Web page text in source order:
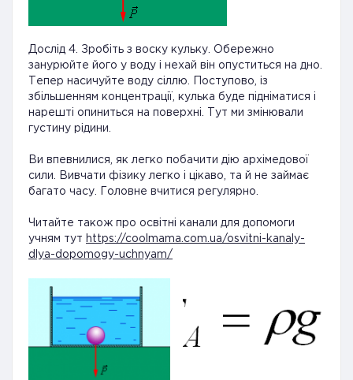
Дослід 4. Зробіть з воску кульку. Обережно
занурюйте його у воду і нехай він опуститься на дно.
Тепер насичуйте воду сіллю. Поступово, із
збільшенням концентрації, кулька буде підніматися і
нарешті опиниться на поверхні. Тут ми змінювали
густину рідини.
Ви впевнилися, як легко побачити дію архімедової
сили. Вивчати фізику легко і цікаво, та й не займає
багато часу. Головне вчитися регулярно.
Читайте також про освітні канали для допомоги
учням тут https://coolmama.com.ua/osvitni-kanaly-
dlya-dopomogy-uchnyam/